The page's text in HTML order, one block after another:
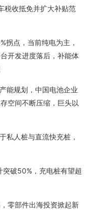
税收抵免并扩大补贴范
拐点，当前纯电为主，
开发进度落后，补能体
能规划，中国电池企业
空间不断压缩，巨头以
私人桩与直流快充桩，
破50%，充电桩有望超
零部件出海投资掀起新